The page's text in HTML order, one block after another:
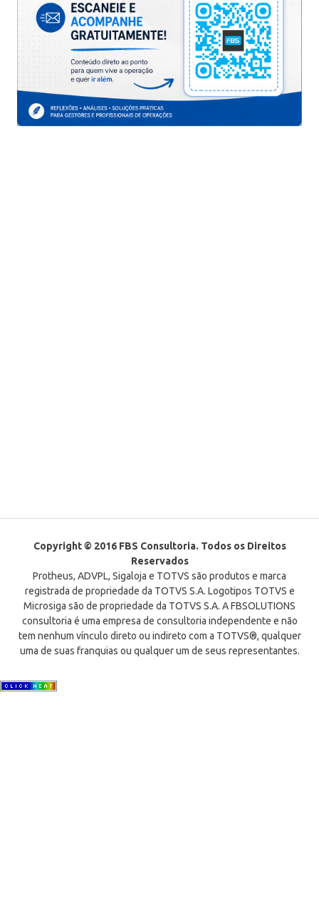
Copyright © 2016 FBS Consultoria. Todos os Direitos
Reservados
Protheus, ADVPL, Sigaloja e TOTVS são produtos e marca
registrada de propriedade da TOTVS S.A. Logotipos TOTVS e
Microsiga são de propriedade da TOTVS S.A. A FBSOLUTIONS
consultoria é uma empresa de consultoria independente e não
tem nenhum vínculo direto ou indireto com a TOTVS®, qualquer
uma de suas franquias ou qualquer um de seus representantes.